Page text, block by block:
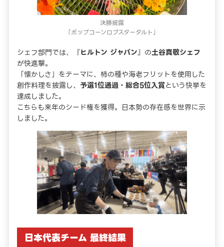
決勝披露
「ポップコーンロブスタータルト」
シェフ部門では、『ヒルトン ジャパン』の土谷真敬シェフ
が快進撃。
「懐かしさ」をテーマに、柿の種や海老フリットを使用した
創作料理を披露し、予選1位通過・総合5位入賞という快挙を
達成しました。
こちらも来年のシード権を獲得。日本勢の存在感を世界に示
しました。
日本代表チーム 最終結果